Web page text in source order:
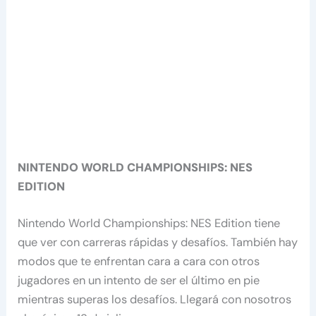
NINTENDO WORLD CHAMPIONSHIPS: NES
EDITION
Nintendo World Championships: NES Edition tiene
que ver con carreras rápidas y desafíos. También hay
modos que te enfrentan cara a cara con otros
jugadores en un intento de ser el último en pie
mientras superas los desafíos. Llegará con nosotros